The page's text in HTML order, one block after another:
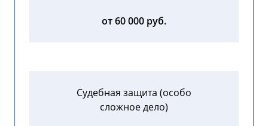
от 60 000 руб.
Судебная защита (особо
сложное дело)